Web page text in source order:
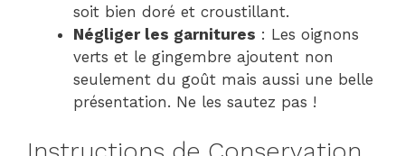
soit bien doré et croustillant.
Négliger les garnitures : Les oignons
verts et le gingembre ajoutent non
seulement du goût mais aussi une belle
présentation. Ne les sautez pas !